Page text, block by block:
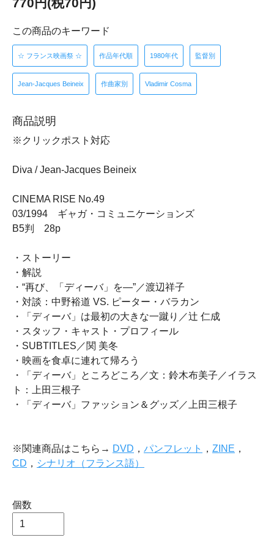
770円(税70円)
この商品のキーワード
☆ フランス映画祭 ☆ 作品年代順 1980年代 監督別
Jean-Jacques Beineix 作曲家別 Vladimir Cosma
商品説明
※クリックポスト対応
Diva / Jean-Jacques Beineix
CINEMA RISE No.49
03/1994 ギャガ・コミュニケーションズ
B5判 28p
・ストーリー
・解説
・“再び、「ディーバ」を―”／渡辺祥子
・対談：中野裕道 VS. ピーター・バラカン
・「ディーバ」は最初の大きな一蹴り／辻 仁成
・スタッフ・キャスト・プロフィール
・SUBTITLES／関 美冬
・映画を食卓に連れて帰ろう
・「ディーバ」ところどころ／文：鈴木布美子／イラス
ト：上田三根子
・「ディーバ」ファッション＆グッズ／上田三根子
※関連商品はこちら→ DVD ， パンフレット ， ZINE ，
CD ， シナリオ（フランス語）
個数